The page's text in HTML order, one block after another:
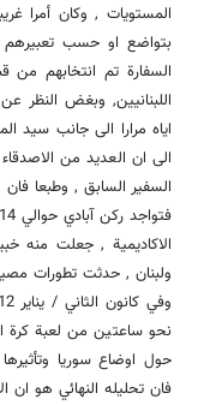
المستويات , وكان أمرا
بتواضع او حسب تعبيرهم
السفارة تم انتخابهم
اللبنانيين, وبغض النظر
اياه مرارا الى جانب سيد
الى ان العديد من
السفير السابق , وطبعا
الاكاديمية , جعلت منه
ولبنان , حدثت تطورات
نحو ساعتين من لعبة كرة
حول اوضاع سوريا
فان تحليله النهائي هو ان